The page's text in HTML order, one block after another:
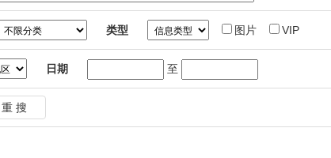
类型 图片 VIP
日期 至